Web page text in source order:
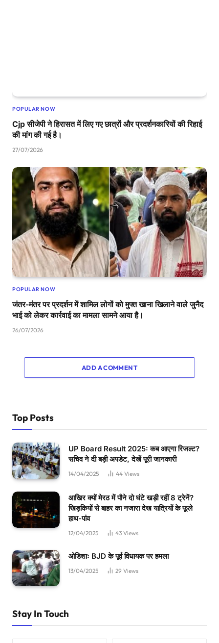
POPULAR NOW
Cjp सीजेपी ने हिरासत में लिए गए छात्रों और प्रदर्शनकारियों की रिहाई
की मांग की गई है।
27/07/2026
POPULAR NOW
जंतर-मंतर पर प्रदर्शन में शामिल लोगों को मुफ्त खाना खिलाने वाले जुनैद
भाई को लेकर कार्रवाई का मामला सामने आया है।
26/07/2026
ADD A COMMENT
Top Posts
UP Board Result 2025: कब आएगा रिजल्ट?
सचिव ने दी बड़ी अपडेट, देखें पूरी जानकारी
14/04/2025 44 Views
आखिर क्यों मेरठ में पौने दो घंटे खड़ी रहीं 8 ट्रेनें?
खिड़कियों से बाहर का नजारा देख यात्रियों के फूले
हाथ-पांव
12/04/2025 43 Views
ओडिशाः BJD के पूर्व विधायक पर हमला
13/04/2025 29 Views
Stay In Touch